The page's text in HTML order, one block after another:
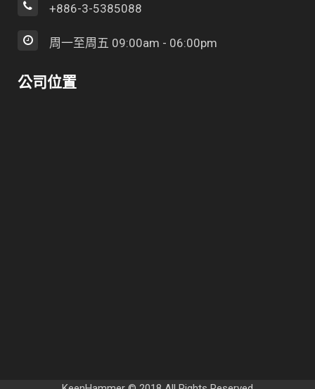
+886-3-5385088
周一至周五 09:00am - 06:00pm
公司位置